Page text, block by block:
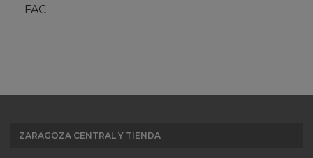
FAC
ZARAGOZA CENTRAL Y TIENDA